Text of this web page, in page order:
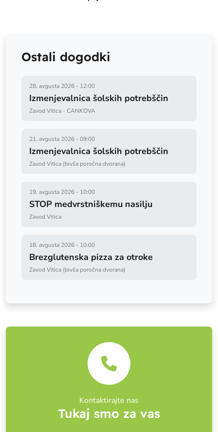
Ostali dogodki
28. avgusta 2026 - 12:00
Izmenjevalnica šolskih potrebščin
Zavod Vitica - CANKOVA
21. avgusta 2026 - 09:00
Izmenjevalnica šolskih potrebščin
Zavod Vitica (bivša poročna dvorana)
19. avgusta 2026 - 10:00
STOP medvrstniškemu nasilju
Zavod Vitica
18. avgusta 2026 - 10:00
Brezglutenska pizza za otroke
Zavod Vitica (bivša poročna dvorana)
Kontaktirajte nas
Tukaj smo za vas